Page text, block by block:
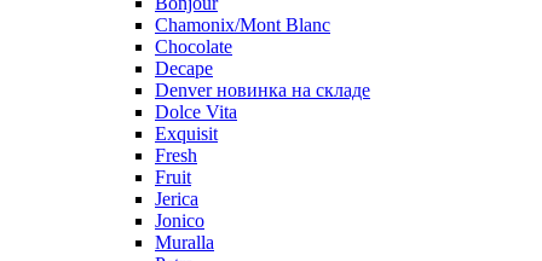
Chamonix/Mont Blanc
Chocolate
Decape
Denver новинка на складе
Dolce Vita
Exquisit
Fresh
Fruit
Jerica
Jonico
Muralla